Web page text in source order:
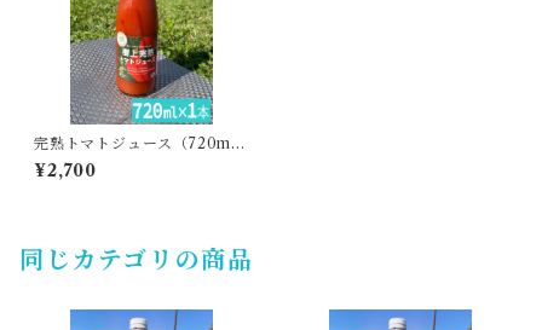
完熟トマトジュース（720ml
1本）・あぐりこ園
¥2,700
同じカテゴリの商品